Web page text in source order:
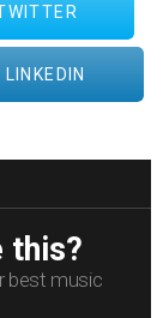
LINKEDIN
this?
best music